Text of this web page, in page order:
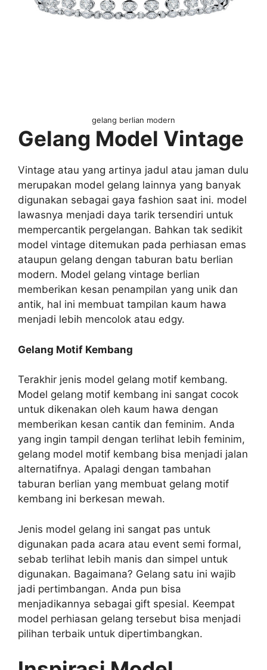
gelang berlian modern
Gelang Model Vintage
Vintage atau yang artinya jadul atau jaman dulu
merupakan model gelang lainnya yang banyak
digunakan sebagai gaya fashion saat ini. model
lawasnya menjadi daya tarik tersendiri untuk
mempercantik pergelangan. Bahkan tak sedikit
model vintage ditemukan pada perhiasan emas
ataupun gelang dengan taburan batu berlian
modern. Model gelang vintage berlian
memberikan kesan penampilan yang unik dan
antik, hal ini membuat tampilan kaum hawa
menjadi lebih mencolok atau edgy.
Gelang Motif Kembang
Terakhir jenis model gelang motif kembang.
Model gelang motif kembang ini sangat cocok
untuk dikenakan oleh kaum hawa dengan
memberikan kesan cantik dan feminim. Anda
yang ingin tampil dengan terlihat lebih feminim,
gelang model motif kembang bisa menjadi jalan
alternatifnya. Apalagi dengan tambahan
taburan berlian yang membuat gelang motif
kembang ini berkesan mewah.
Jenis model gelang ini sangat pas untuk
digunakan pada acara atau event semi formal,
sebab terlihat lebih manis dan simpel untuk
digunakan. Bagaimana? Gelang satu ini wajib
jadi pertimbangan. Anda pun bisa
menjadikannya sebagai gift spesial. Keempat
model perhiasan gelang tersebut bisa menjadi
pilihan terbaik untuk dipertimbangkan.